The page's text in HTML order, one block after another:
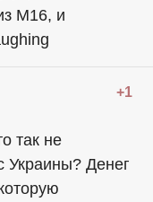
М16, и
+1
так не
Украины? Денег